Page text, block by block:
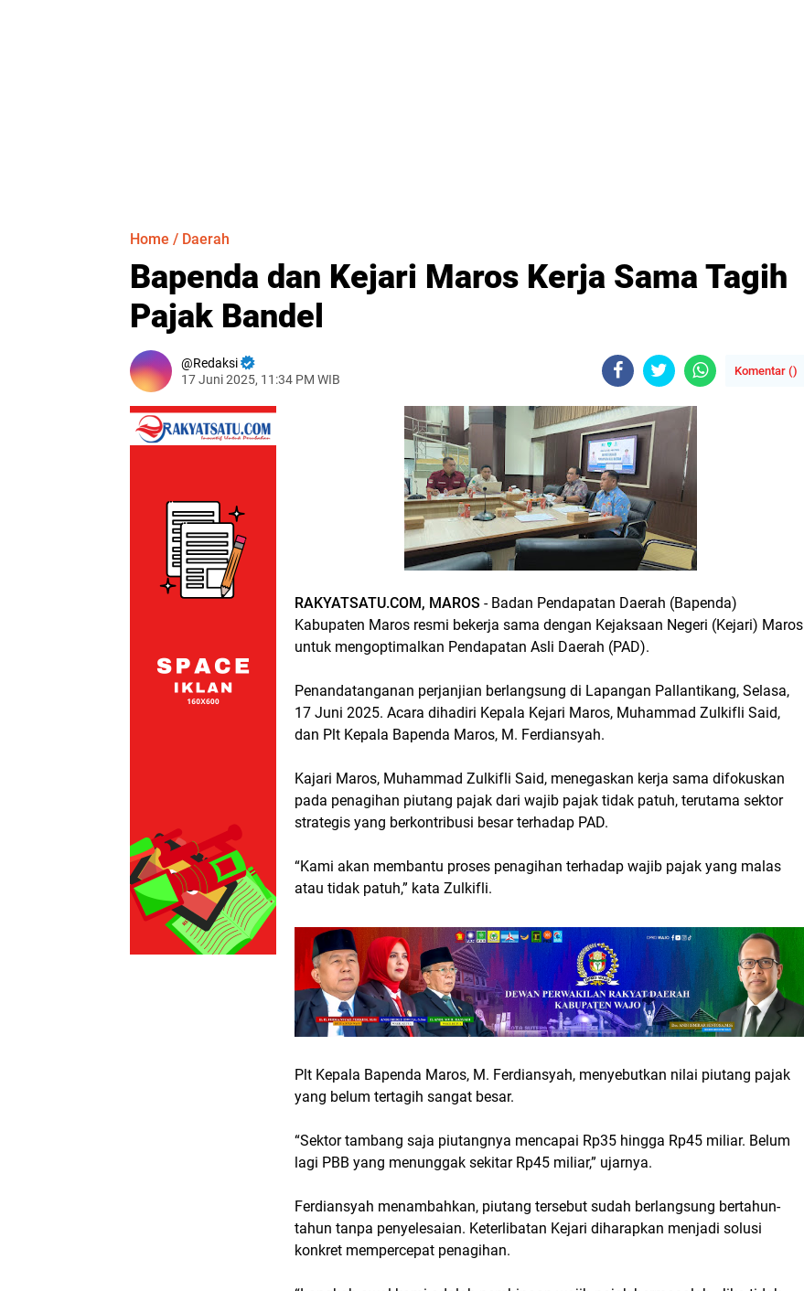
Home / Daerah
Bapenda dan Kejari Maros Kerja Sama Tagih
Pajak Bandel
Redaksi
17 Juni 2025, 11:34 PM WIB
Komentar ()
RAKYATSATU.COM, MAROS - Badan Pendapatan Daerah (Bapenda)
Kabupaten Maros resmi bekerja sama dengan Kejaksaan Negeri (Kejari) Maros
untuk mengoptimalkan Pendapatan Asli Daerah (PAD).
Penandatanganan perjanjian berlangsung di Lapangan Pallantikang, Selasa,
17 Juni 2025. Acara dihadiri Kepala Kejari Maros, Muhammad Zulkifli Said,
dan Plt Kepala Bapenda Maros, M. Ferdiansyah.
Kajari Maros, Muhammad Zulkifli Said, menegaskan kerja sama difokuskan
pada penagihan piutang pajak dari wajib pajak tidak patuh, terutama sektor
strategis yang berkontribusi besar terhadap PAD.
“Kami akan membantu proses penagihan terhadap wajib pajak yang malas
atau tidak patuh,” kata Zulkifli.
Plt Kepala Bapenda Maros, M. Ferdiansyah, menyebutkan nilai piutang pajak
yang belum tertagih sangat besar.
“Sektor tambang saja piutangnya mencapai Rp35 hingga Rp45 miliar. Belum
lagi PBB yang menunggak sekitar Rp45 miliar,” ujarnya.
Ferdiansyah menambahkan, piutang tersebut sudah berlangsung bertahun-
tahun tanpa penyelesaian. Keterlibatan Kejari diharapkan menjadi solusi
konkret mempercepat penagihan.